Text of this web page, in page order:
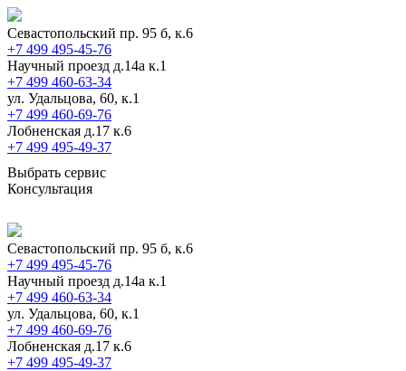
Севастопольский пр. 95 б, к.6
+7 499 495-45-76
Научный проезд д.14а к.1
+7 499 460-63-34
ул. Удальцова, 60, к.1
+7 499 460-69-76
Лобненская д.17 к.6
+7 499 495-49-37
Выбрать сервис
Консультация
Севастопольский пр. 95 б, к.6
+7 499 495-45-76
Научный проезд д.14а к.1
+7 499 460-63-34
ул. Удальцова, 60, к.1
+7 499 460-69-76
Лобненская д.17 к.6
+7 499 495-49-37